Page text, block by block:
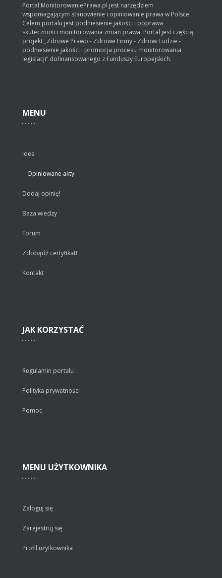
Portal MonitorowaniePrawa.pl jest narzędziem
wspomagającym stanowienie i opiniowanie prawa w Polsce.
Celem portalu jest podniesienie jakości i poprawa
skuteczności monitorowania zmian prawa. Portal jest częścią
projekt „Zdrowe Prawo - Zdrowe Firmy - Zdrowi Ludzie -
podniesienie jakości i promocja procesu monitorowania
legislacji” dofinansowanego z Funduszy Europejskich.
MENU
Idea
Opiniowane akty
Dodaj opinię!
Baza wiedzy
Forum
Zdobądź certyfikat!
Kontakt
JAK KORZYSTAĆ
Regulamin portalu
Polityka prywatności
Pomoc
MENU UŻYTKOWNIKA
Zaloguj się
Zarejestruj się
Profil użytkownika